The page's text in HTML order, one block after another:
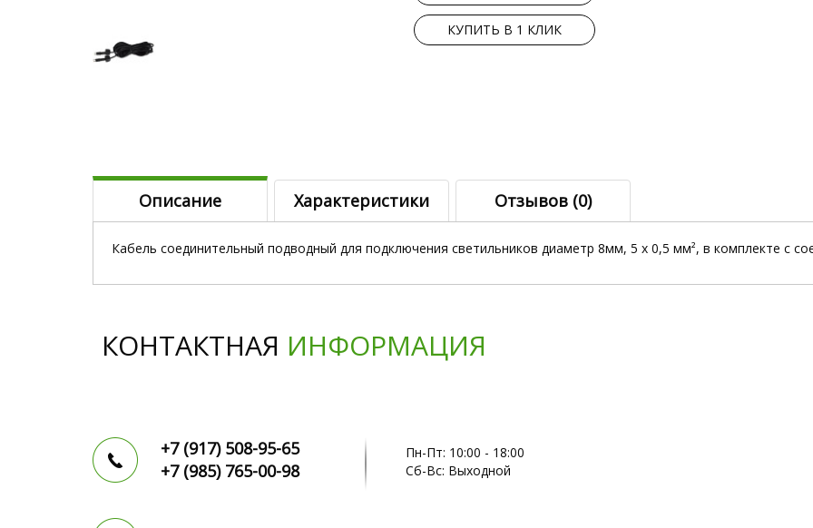
КУПИТЬ В 1 КЛИК
Описание Характеристики Отзывов (0)
Кабель соединительный подводный для подключения светильников диаметр 8мм, 5 x 0,5 мм², в комплекте с
КОНТАКТНАЯ ИНФОРМАЦИЯ
+7 (917) 508-95-65
+7 (985) 765-00-98
Пн-Пт: 10:00 - 18:00
Сб-Вс: Выходной